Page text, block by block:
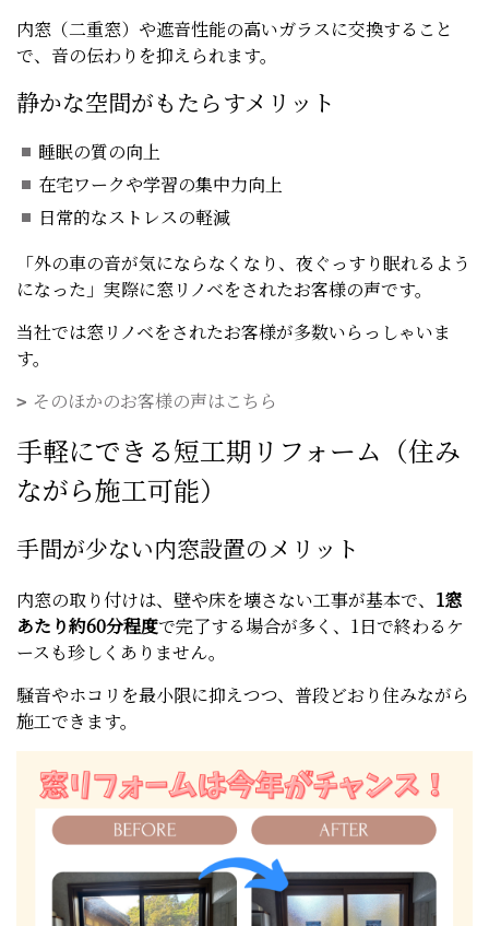
内窓（二重窓）や遮音性能の高いガラスに交換すること
で、音の伝わりを抑えられます。
静かな空間がもたらすメリット
睡眠の質の向上
在宅ワークや学習の集中力向上
日常的なストレスの軽減
「外の車の音が気にならなくなり、夜ぐっすり眠れるよう
になった」――実際に窓リノベをされたお客様の声です。
当社では窓リノベをされたお客様が多数いらっしゃいま
す。
そのほかのお客様の声はこちら
手軽にできる短工期リフォーム（住み
ながら施工可能）
手間が少ない内窓設置のメリット
内窓の取り付けは、壁や床を壊さない工事が基本で、 1窓
あたり約60分程度で完了する場合が多く、1日で終わるケ
ースも珍しくありません。
騒音やホコリを最小限に抑えつつ、普段どおり住みながら
施工できます。